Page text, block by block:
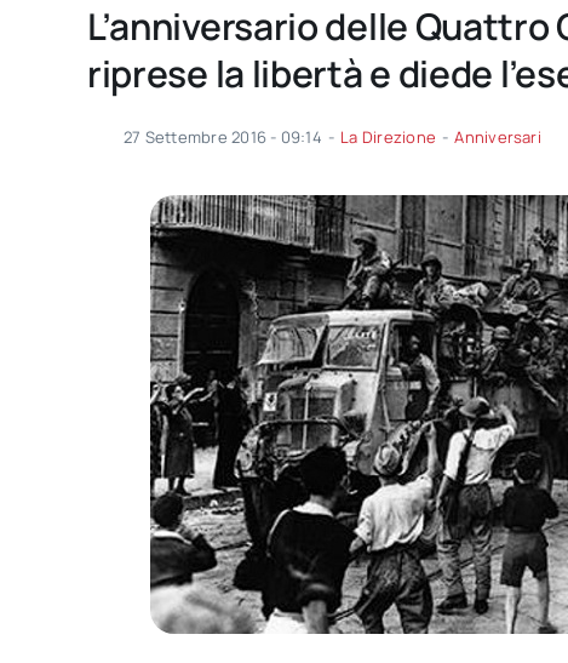
L’anniversario delle
riprese la libertà e diede
27 Settembre 2016 - 09:14 - La Direzione - Anniversari